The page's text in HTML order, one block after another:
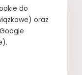
nie znałaś. Fakty
znałaś Lnu nie
Wystarczy tzw.
do
oraz